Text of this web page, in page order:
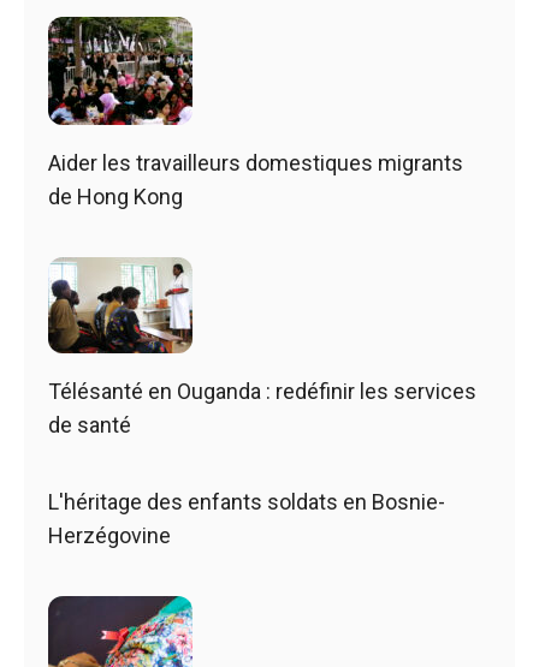
Aider les travailleurs domestiques migrants
de Hong Kong
Télésanté en Ouganda : redéfinir les services
de santé
L'héritage des enfants soldats en Bosnie-
Herzégovine